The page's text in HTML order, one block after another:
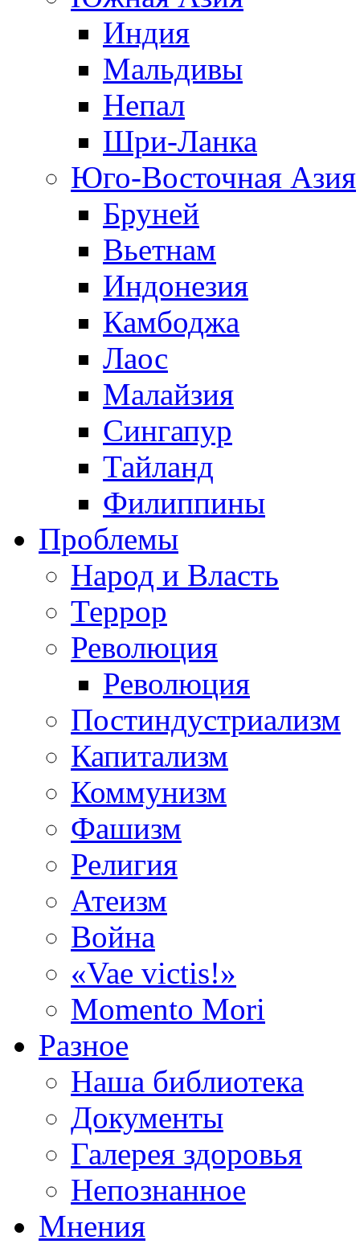
Индия
Мальдивы
Непал
Шри-Ланка
Юго-Восточная Азия
Бруней
Вьетнам
Индонезия
Камбоджа
Лаос
Малайзия
Сингапур
Тайланд
Филиппины
Проблемы
Народ и Власть
Террор
Революция
Революция
Постиндустриализм
Капитализм
Коммунизм
Фашизм
Религия
Атеизм
Война
«Vae victis!»
Momento Mori
Разное
Наша библиотека
Документы
Галерея здоровья
Непознанное
Мнения